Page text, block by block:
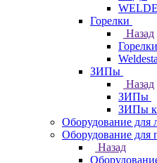
Горелки
Назад
Горелки
ЗИПы
Назад
ЗИПы
ЗИПы к
Оборудование для
Оборудование для
Назад